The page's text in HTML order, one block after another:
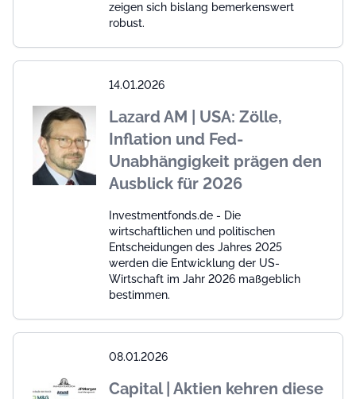
zeigen sich bislang bemerkenswert
robust.
14.01.2026
Lazard AM | USA: Zölle,
Inflation und Fed-
Unabhängigkeit prägen den
Ausblick für 2026
Investmentfonds.de - Die
wirtschaftlichen und politischen
Entscheidungen des Jahres 2025
werden die Entwicklung der US-
Wirtschaft im Jahr 2026 maßgeblich
bestimmen.
08.01.2026
Capital | Aktien kehren diese